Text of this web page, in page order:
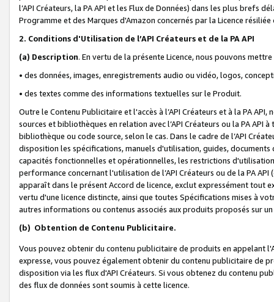
l’API Créateurs, la PA API et les Flux de Données) dans les plus
Programme et des Marques d'Amazon concernés par la Licence
2. Conditions d'Utilisation de l’API Créateurs et de la PA API
(a) Description. En vertu de la présente Licence, nous pouvons
• des données, images, enregistrements audio ou vidéo, logos,
• des textes comme des informations textuelles sur le Produit.
Outre le Contenu Publicitaire et l'accès à l’API Créateurs et à la PA
sources et bibliothèques en relation avec l’API Créateurs ou la PA
bibliothèque ou code source, selon le cas. Dans le cadre de l’API
disposition les spécifications, manuels d'utilisation, guides,
capacités fonctionnelles et opérationnelles, les restrictions
performance concernant l'utilisation de l’API Créateurs ou de la PA
apparaît dans le présent Accord de licence, exclut expressément tout
vertu d'une licence distincte, ainsi que toutes Spécifications mises à
autres informations ou contenus associés aux produits proposés sur
(b) Obtention de Contenu Publicitaire.
Vous pouvez obtenir du contenu publicitaire de produits en appelant
expresse, vous pouvez également obtenir du contenu publicitaire de
disposition via les flux d'API Créateurs. Si vous obtenez du contenu
des flux de données sont soumis à cette licence.